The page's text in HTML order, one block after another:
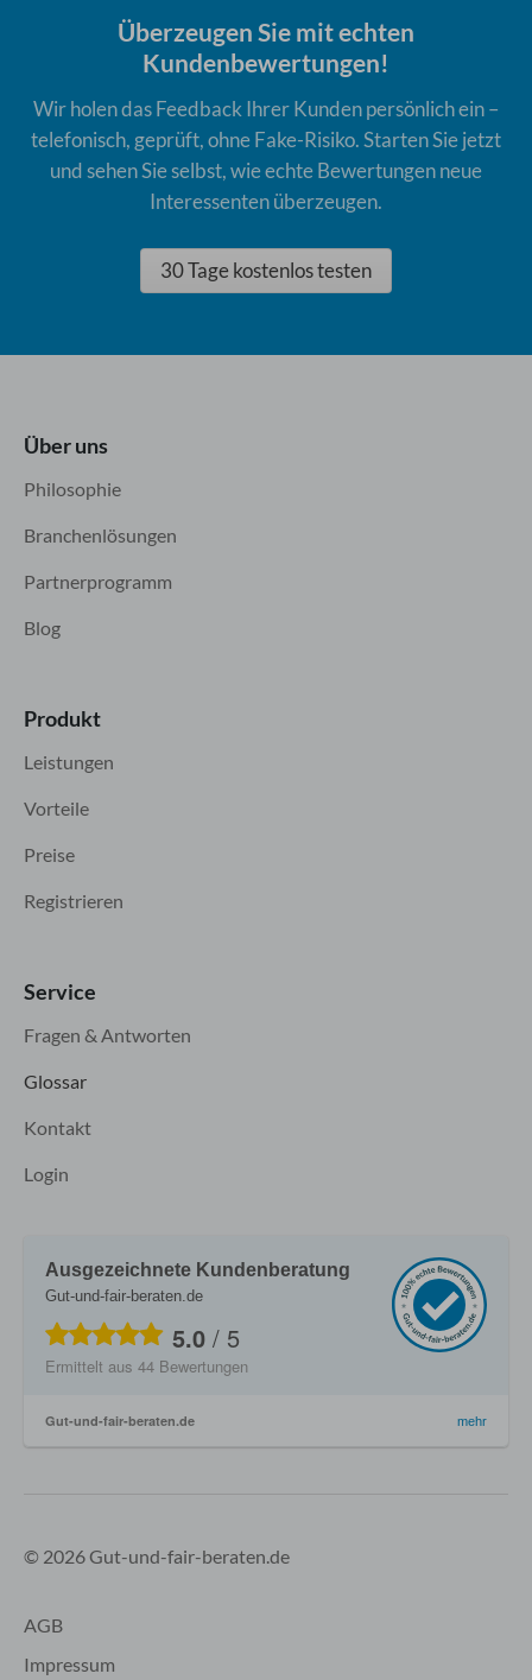
Überzeugen Sie mit echten
Kundenbewertungen!
Wir holen das Feedback Ihrer Kunden persönlich ein –
telefonisch, geprüft, ohne Fake-Risiko. Starten Sie jetzt
und sehen Sie selbst, wie echte Bewertungen neue
Interessenten überzeugen.
30 Tage kostenlos testen
Über uns
Philosophie
Branchenlösungen
Partnerprogramm
Blog
Produkt
Leistungen
Vorteile
Preise
Registrieren
Service
Fragen & Antworten
Glossar
Kontakt
Login
Ausgezeichnete Kundenberatung
Gut-und-fair-beraten.de
5.0/ 5
Ermittelt aus 44 Bewertungen
Gut-und-fair-beraten.de mehr
© 2026 Gut-und-fair-beraten.de
AGB
Impressum